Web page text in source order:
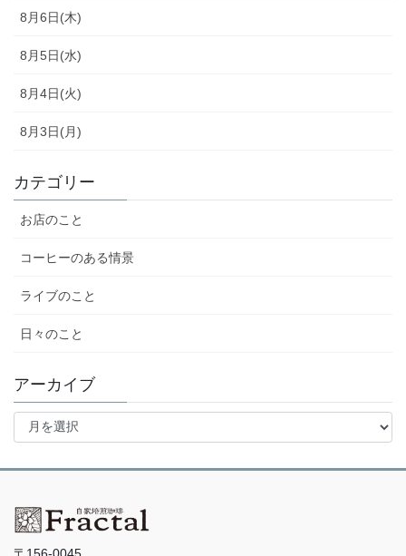
8月6日(木)
8月5日(水)
8月4日(火)
8月3日(月)
カテゴリー
お店のこと
コーヒーのある情景
ライブのこと
日々のこと
アーカイブ
ア
イ